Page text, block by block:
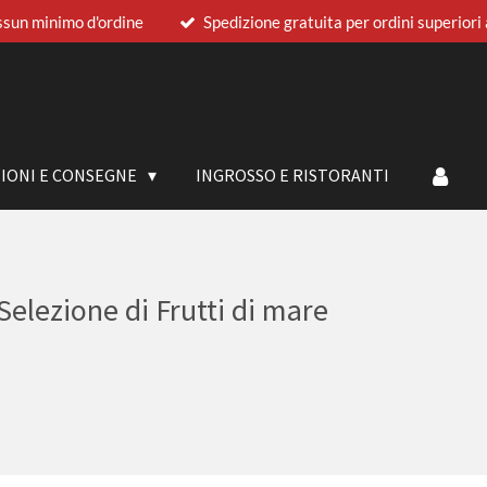
minimo d'ordine Spedizione gratuita per ordini superiori
E CONSEGNE INGROSSO E RISTORANTI
di Frutti di mare